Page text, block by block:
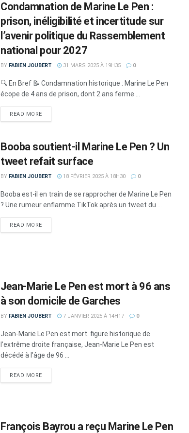
Condamnation de Marine Le Pen :
prison, inéligibilité et incertitude sur
l’avenir politique du Rassemblement
national pour 2027
BY FABIEN JOUBERT 31 MARS 2025 À 19H35 0
🔍 En Bref 📝 Condamnation historique : Marine Le Pen
écope de 4 ans de prison, dont 2 ans ferme ...
READ MOREDETAILS
Booba soutient-il Marine Le Pen ? Un
tweet refait surface
BY FABIEN JOUBERT 18 FÉVRIER 2025 À 18H30 0
Booba est-il en train de se rapprocher de Marine Le Pen
? Une rumeur enflamme TikTok après un tweet du ...
READ MOREDETAILS
Jean-Marie Le Pen est mort à 96 ans
à son domicile de Garches
BY FABIEN JOUBERT 7 JANVIER 2025 À 14H17 0
Jean-Marie Le Pen est mort. figure historique de
l’extrême droite française, Jean-Marie Le Pen est
décédé à l’âge de 96 ...
READ MOREDETAILS
François Bayrou a reçu Marine Le Pen